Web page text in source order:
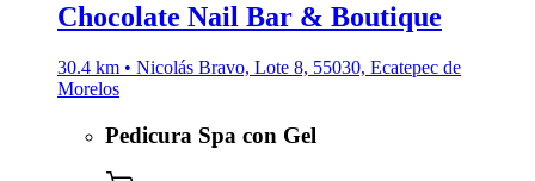
Chocolate Nail Bar & Boutique
30.4 km • Nicolás Bravo, Lote 8, 55030, Ecatepec de
Morelos
Pedicura Spa con Gel